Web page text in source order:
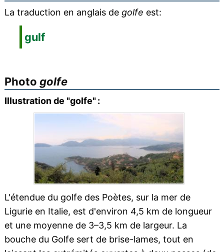
La traduction en anglais de golfe est:
gulf
Photo golfe
Illustration de "golfe" :
L'étendue du golfe des Poètes, sur la mer de
Ligurie en Italie, est d'environ 4,5 km de longueur
et une moyenne de 3–3,5 km de largeur. La
bouche du Golfe sert de brise-lames, tout en